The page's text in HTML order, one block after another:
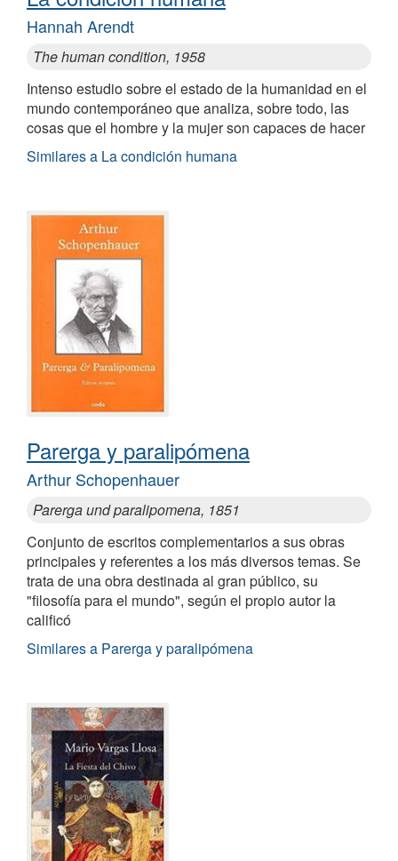
Hannah Arendt
The human condition, 1958
Intenso estudio sobre el estado de la humanidad en el
mundo contemporáneo que analiza, sobre todo, las
cosas que el hombre y la mujer son capaces de hacer
Similares a La condición humana
Parerga y paralipómena
Arthur Schopenhauer
Parerga und paralipomena, 1851
Conjunto de escritos complementarios a sus obras
principales y referentes a los más diversos temas. Se
trata de una obra destinada al gran público, su
"filosofía para el mundo", según el propio autor la
calificó
Similares a Parerga y paralipómena